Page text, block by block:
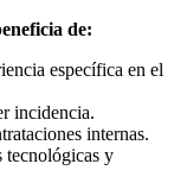
de:
específica en el
incidencia.
internas.
tecnológicas y